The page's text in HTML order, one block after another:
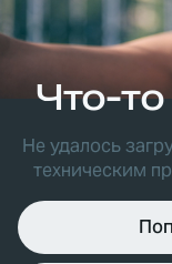
Что-
Не удалось
техническим